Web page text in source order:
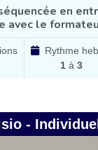
en
avec le
Rythme
1 à3
- Individuel